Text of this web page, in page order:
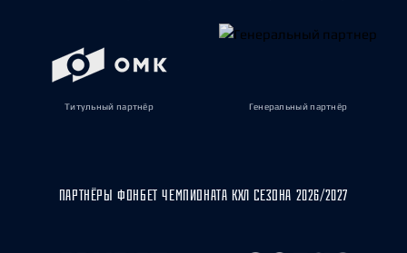
Титульный партнёр Генеральный партнёр
ПАРТНЁРЫ ФОНБЕТ ЧЕМПИОНАТА КХЛ СЕЗОНА 2026/2027